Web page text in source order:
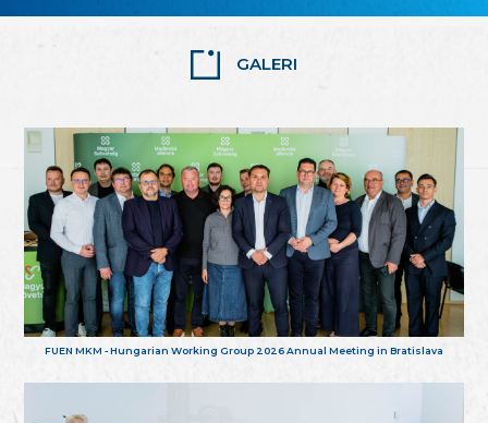
GALERI
FUEN MKM - Hungarian Working Group 2026 Annual Meeting in Bratislava